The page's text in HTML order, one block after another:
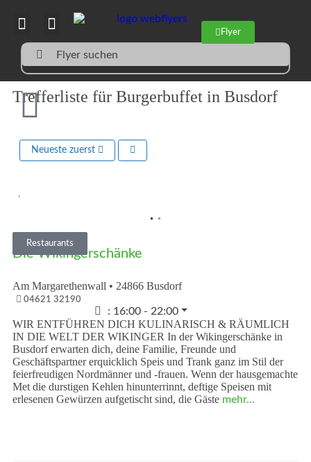
Flyer
Flyer suchen
Trefferliste für Burgerbuffet in Busdorf
Neueste zuerst
Restaurants
Die Wikingerschänke
Am Margarethenwall • 24866 Busdorf
04621 32190
: 16:00 - 22:00
WIR ENTFÜHREN DICH KULINARISCH & RÄUMLICH
IN DIE WELT DER WIKINGER In der Wikingerschänke in
Busdorf erwarten dich, deine Familie, Freunde und
Geschäftspartner erquicklich Speis und Trank ganz im Stil der
feierfreudigen Nordmänner und -frauen. Wenn der hausgemachte
Met die durstigen Kehlen hinunterrinnt, deftige Speisen mit
erlesenen Gewürzen aufgetischt sind, die Gäste mehr...